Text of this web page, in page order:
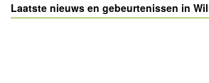
Laatste nieuws en gebeurtenissen in